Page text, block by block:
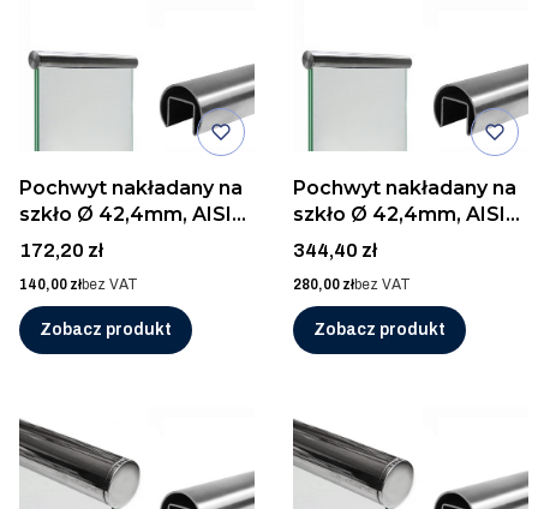
Pochwyt nakładany na
szkło Ø 42,4mm, AISI
304, SZLIF/2,5m
Cena
172,20 zł
Cena
140,00 złbez VAT
Zobacz produkt
Pochwyt nakładany na
szkło Ø 42,4mm, AISI
304, SZLIF/5m
Cena
344,40 zł
Cena
280,00 złbez VAT
Zobacz produkt